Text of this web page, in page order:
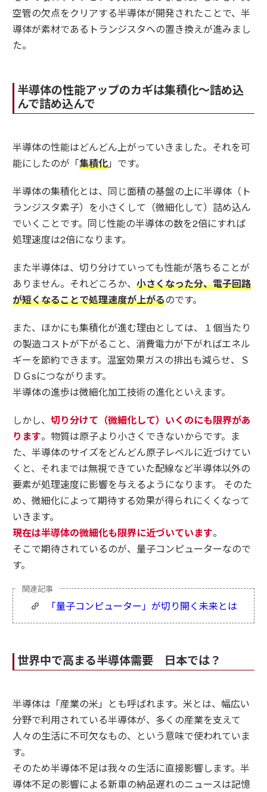
空管の欠点をクリアする半導体が開発されたことで、半
導体が素材であるトランジスタへの置き換えが進みまし
た。
半導体の性能アップのカギは集積化～詰め込
んで詰め込んで
半導体の性能はどんどん上がっていきました。それを可
能にしたのが「集積化」です。
半導体の集積化とは、同じ面積の基盤の上に半導体（ト
ランジスタ素子）を小さくして（微細化して）詰め込ん
でいくことです。同じ性能の半導体の数を2倍にすれば
処理速度は2倍になります。
また半導体は、切り分けていっても性能が落ちることが
ありません。それどころか、小さくなった分、電子回路
が短くなることで処理速度が上がるのです。
また、ほかにも集積化が進む理由としては、１個当たり
の製造コストが下がること、消費電力が下がればエネル
ギーを節約できます。温室効果ガスの排出も減らせ、Ｓ
ＤＧsにつながります。
半導体の進歩は微細化加工技術の進化といえます。
しかし、切り分けて（微細化して）いくのにも限界があ
ります。物質は原子より小さくできないからです。ま
た、半導体のサイズをどんどん原子レベルに近づけてい
くと、それまでは無視できていた配線など半導体以外の
要素が処理速度に影響を与えるようになります。 そのた
め、微細化によって期待する効果が得られにくくなって
いきます。
現在は半導体の微細化も限界に近づいています。
そこで期待されているのが、量子コンピューターなので
す。
「量子コンピューター」が切り開く未来とは
世界中で高まる半導体需要 日本では？
半導体は「産業の米」とも呼ばれます。米とは、幅広い
分野で利用されている半導体が、多くの産業を支えて
人々の生活に不可欠なもの、という意味で使われていま
す。
そのため半導体不足は我々の生活に直接影響します。半
導体不足の影響による新車の納品遅れのニュースは記憶